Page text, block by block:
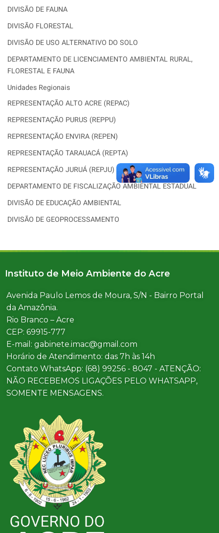
DIVISÃO DE FAUNA
DIVISÃO FLORESTAL
DIVISÃO DE USO ALTERNATIVO DO SOLO
DEPARTAMENTO DE LICENCIAMENTO AMBIENTAL RURAL,
FLORESTAL E FAUNA
Unidades Regionais
REPRESENTAÇÃO ALTO ACRE (REPAC)
REPRESENTAÇÃO PURUS (REPPU)
REPRESENTAÇÃO ENVIRA (REPEN)
REPRESENTAÇÃO TARAUACÁ (REPTA)
REPRESENTAÇÃO JURUÁ (REPJU)
DEPARTAMENTO DE FISCALIZAÇÃO AMBIENTAL ESTADUAL
DIVISÃO DE EDUCAÇÃO AMBIENTAL
DIVISÃO DE GEOPROCESSAMENTO
Instituto de Meio Ambiente do Acre
Avenida Paulo Lemos de Moura, S/N - Bairro Portal
da Amazônia.
Rio Branco – Acre
CEP: 69915-777
E-mail: gabinete.imac@gmail.com
Horário de Atendimento: das 7h às 14h
Contato WhatsApp: (68) 99256 - 8047 - ATENÇÃO:
NÃO RECEBEMOS LIGAÇÕES PELO WHATSAPP,
SOMENTE MENSAGENS.